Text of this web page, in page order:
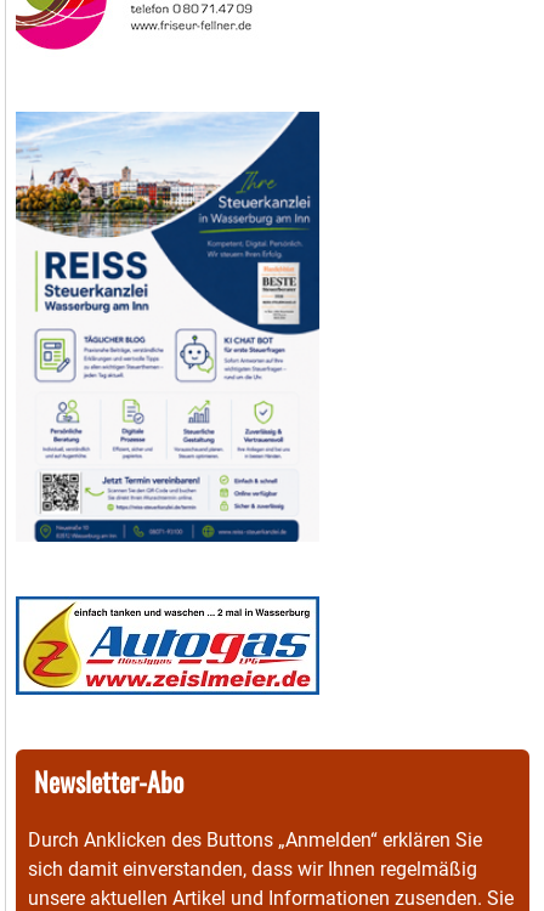
Newsletter-Abo
Durch Anklicken des Buttons „Anmelden“ erklären Sie
sich damit einverstanden, dass wir Ihnen regelmäßig
unsere aktuellen Artikel und Informationen zusenden. Sie